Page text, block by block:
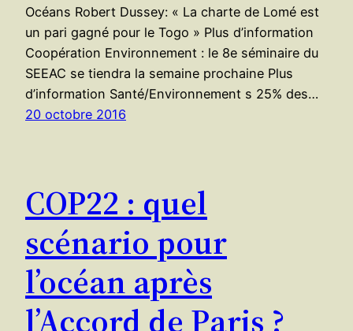
Océans Robert Dussey: « La charte de Lomé est
un pari gagné pour le Togo » Plus d’information
Coopération Environnement : le 8e séminaire du
SEEAC se tiendra la semaine prochaine Plus
d’information Santé/Environnement s 25% des…
20 octobre 2016
COP22 : quel
scénario pour
l’océan après
l’Accord de Paris ?